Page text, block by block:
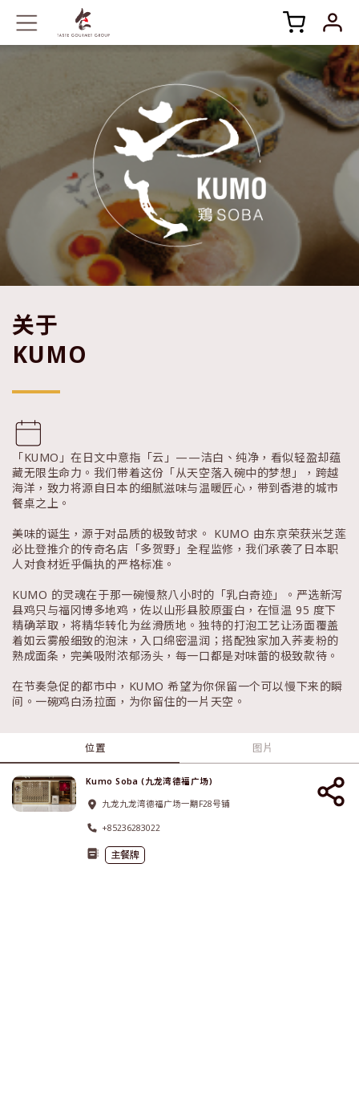
关于
KUMO
「KUMO」在日文中意指「云」——洁白、纯净，看似轻盈却蕴
藏无限生命力。我们带着这份「从天空落入碗中的梦想」，跨越
海洋，致力将源自日本的细腻滋味与温暖匠心，带到香港的城市
餐桌之上。
美味的诞生，源于对品质的极致苛求。 KUMO 由东京荣获米芝莲
必比登推介的传奇名店「多贺野」全程监修，我们承袭了日本职
人对食材近乎偏执的严格标准。
KUMO 的灵魂在于那一碗慢熬八小时的「乳白奇迹」。严选新泻
县鸡只与福冈博多地鸡，佐以山形县胶原蛋白，在恒温 95 度下
精确萃取，将精华转化为丝滑质地。独特的打泡工艺让汤面覆盖
着如云雾般细致的泡沫，入口绵密温润；搭配独家加入荞麦粉的
熟成面条，完美吸附浓郁汤头，每一口都是对味蕾的极致款待。
在节奏急促的都市中，KUMO 希望为你保留一个可以慢下来的瞬
间。一碗鸡白汤拉面，为你留住的一片天空。
位置 图片
Kumo Soba (九龙湾德福广场)
九龙九龙湾德福广场一期F28号铺
+85236283022
主餐牌